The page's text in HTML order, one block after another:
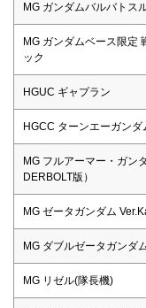
MG ガンダムバルバトス
MG ガンダムベース限定
ック
HGUC ギャプラン
HGCC ターンエーガンダ
MG フルアーマー・ガン
DERBOLT版）
MG ゼータガンダム
MG ダブルゼータガンダ
MG リゼル(隊長機)